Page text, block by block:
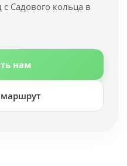
Садового кольца в
нам
маршрут